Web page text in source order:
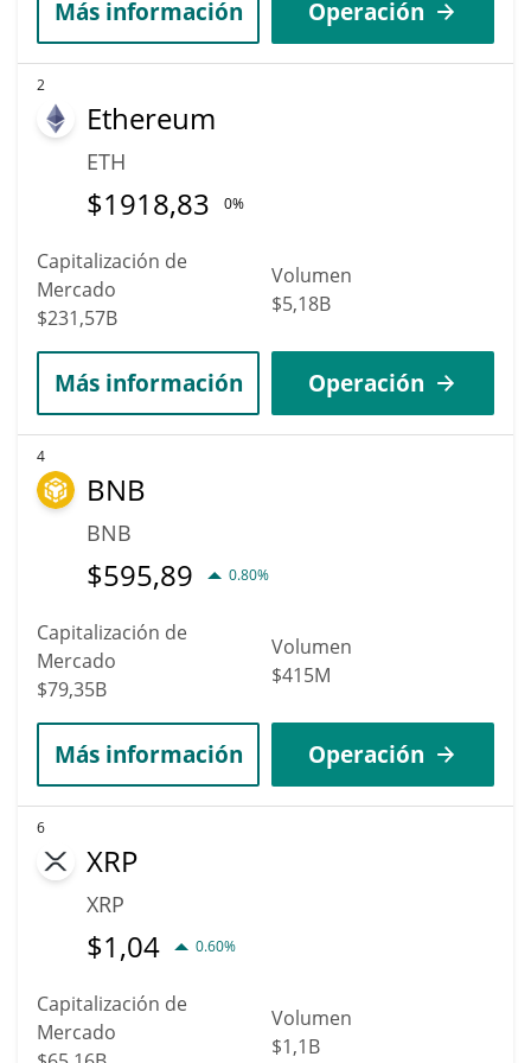
Más información Operación
2
Ethereum
ETH
$1918,83 0%
Capitalización de
Mercado
$231,57B
Volumen
$5,18B
Más información Operación
4
BNB
BNB
$595,89 0.80%
Capitalización de
Mercado
$79,35B
Volumen
$415M
Más información Operación
6
XRP
XRP
$1,04 0.60%
Capitalización de
Mercado
Volumen
$1,1B